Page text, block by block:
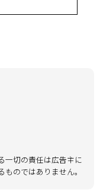
一切の責任は広告主に
のではありません。